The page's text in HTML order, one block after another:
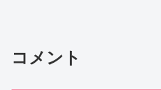
コメント